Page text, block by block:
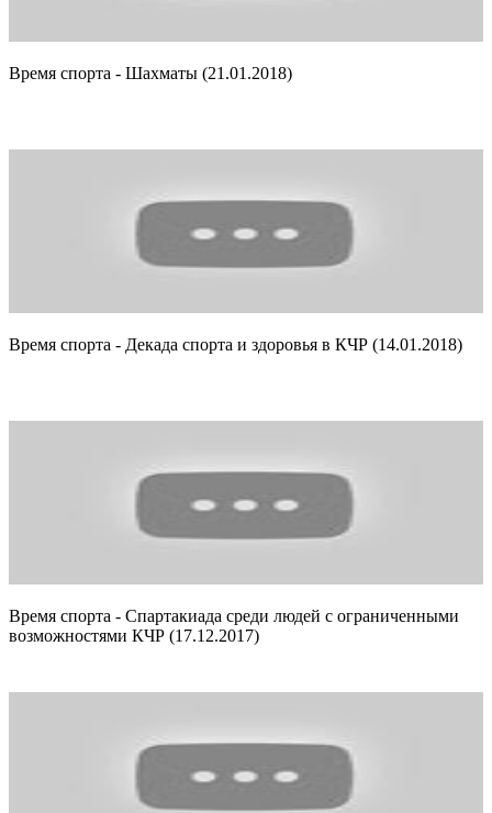
Время спорта - Шахматы (21.01.2018)
Время спорта - Декада спорта и здоровья в КЧР (14.01.2018)
Время спорта - Спартакиада среди людей с ограниченными
возможностями КЧР (17.12.2017)